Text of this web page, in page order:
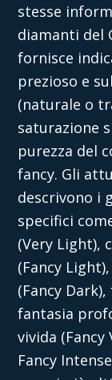
stesse
diamanti del
fornisce
prezioso e
(naturale o
saturazione
purezza del
fancy. Gli
descrivono i
specifici
(Very Light),
(Fancy
(Fancy
fantasia
vivida
Fancy